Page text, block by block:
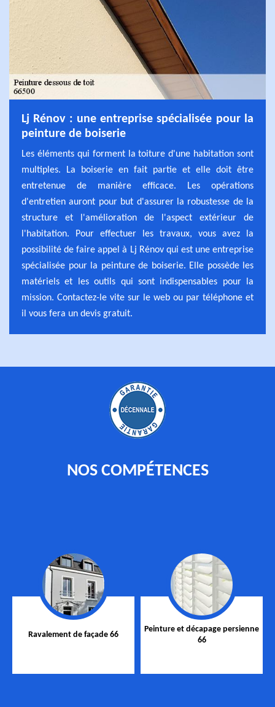
Lj Rénov : une entreprise spécialisée pour la
peinture de boiserie
Les éléments qui forment la toiture d'une habitation sont
multiples. La boiserie en fait partie et elle doit être
entretenue de manière efficace. Les opérations
d'entretien auront pour but d'assurer la robustesse de la
structure et l'amélioration de l'aspect extérieur de
l'habitation. Pour effectuer les travaux, vous avez la
possibilité de faire appel à Lj Rénov qui est une entreprise
spécialisée pour la peinture de boiserie. Elle possède les
matériels et les outils qui sont indispensables pour la
mission. Contactez-le vite sur le web ou par téléphone et
il vous fera un devis gratuit.
NOS COMPÉTENCES
Ravalement de façade 66
Peinture et décapage persienne
66